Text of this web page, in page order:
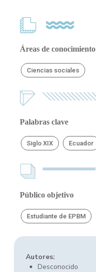
Áreas de conocimiento
Ciencias sociales
Palabras clave
Siglo XIX Ecuador
Público objetivo
Estudiante de EPBM
Autores:
Desconocido